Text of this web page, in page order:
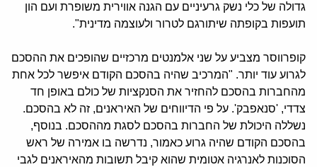
גדולה של כלי נשק גרעיניים עם הגנה אווירית משופרת ועם הון
תועפות בקופתה שיתורגם לטרור ולעוצמה מדינית".
קופרווסר מצביע על שני אלמנטים מרכזיים שהופכים את ההסכם
לגרוע עוד יותר. "המרכיב שהיה בהסכם הקודם איפשר לכל אחת
מהחברות בהסכם להחזיר את הסנקציות של כולם באופן חד
צדדי, 'סנאפבק'. על פי הדיווחים של האיראנים, זה לא בהסכם.
נשללה היכולת של החברות בהסכם לסגת מההסכם. בנוסף,
בהסכם הקודם שהיה גרוע כאמור, נדרשה בו אמירה של ראש
הסוכנות לאנרגיה אטומית שהוא קיבל תשובות מהאיראנים לגבי